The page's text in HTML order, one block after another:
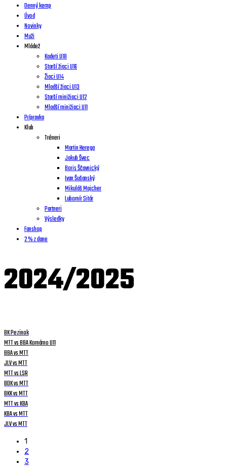
Denný kemp
Úvod
Novinky
Muži
Mládež
Kadeti U18
Starší žiaci U16
Žiaci U14
Mladší žiaci U13
Starší minižiaci U12
Mladší minižiaci U11
Prípravka
Klub
Tréneri
Martin Herega
Jakub Švec
Boris Ščavnický
Ivan Šušanský
Mikuláš Majcher
Lubomír Sitár
Partneri
Výsledky
Fanshop
2 % z dane
2024/2025
BK Pezinok
MTT vs BBA Komárno U11
BBA vs MTT
JLV vs MTT
MTT vs LSR
BDK vs MTT
BKK vs MTT
MTT vs KBA
KBA vs MTT
JLV vs MTT
1
2
3